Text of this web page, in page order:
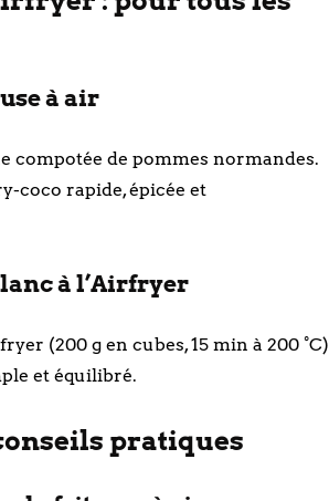
à air
compotée de pommes normandes.
coco rapide, épicée et
à l’Airfryer
(200 g en cubes, 15 min à 200 °C)
et équilibré.
pratiques